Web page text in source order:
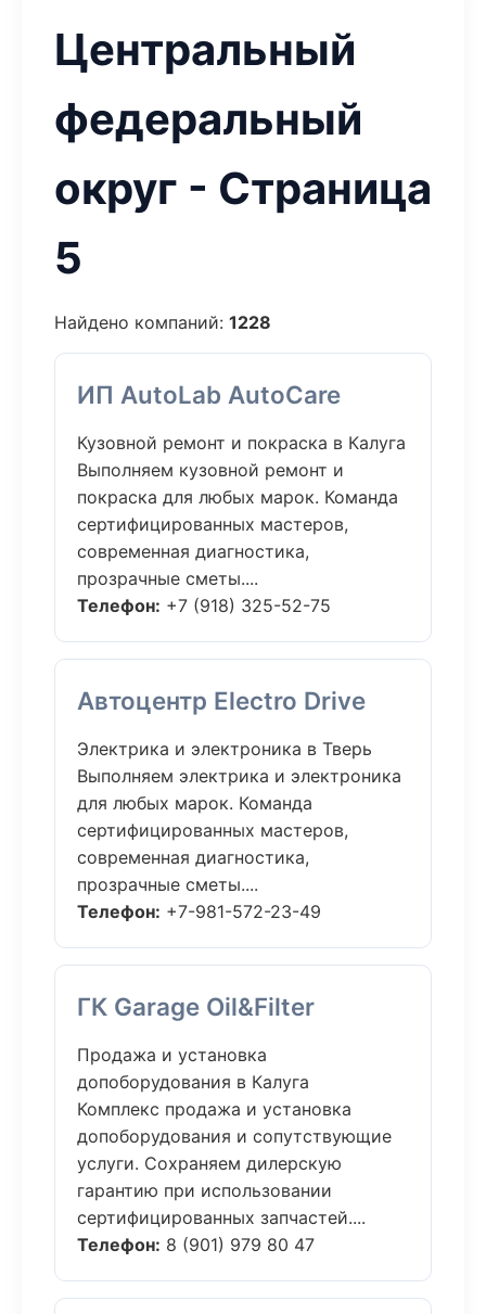
Центральный
федеральный
округ - Страница
5
Найдено компаний: 1228
ИП AutoLab AutoCare
Кузовной ремонт и покраска в Калуга
Выполняем кузовной ремонт и
покраска для любых марок. Команда
сертифицированных мастеров,
современная диагностика,
прозрачные сметы....
Телефон: +7 (918) 325-52-75
Автоцентр Electro Drive
Электрика и электроника в Тверь
Выполняем электрика и электроника
для любых марок. Команда
сертифицированных мастеров,
современная диагностика,
прозрачные сметы....
Телефон: +7-981-572-23-49
ГК Garage Oil&Filter
Продажа и установка
допоборудования в Калуга
Комплекс продажа и установка
допоборудования и сопутствующие
услуги. Сохраняем дилерскую
гарантию при использовании
сертифицированных запчастей....
Телефон: 8 (901) 979 80 47